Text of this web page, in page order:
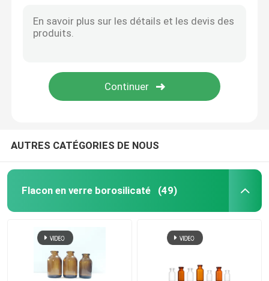
Bouchon en aluminium pour flacon
Bouteille de liquide oral
AUTRES CATÉGORIES DE NOUS
Flacon en verre borosilicaté (49)